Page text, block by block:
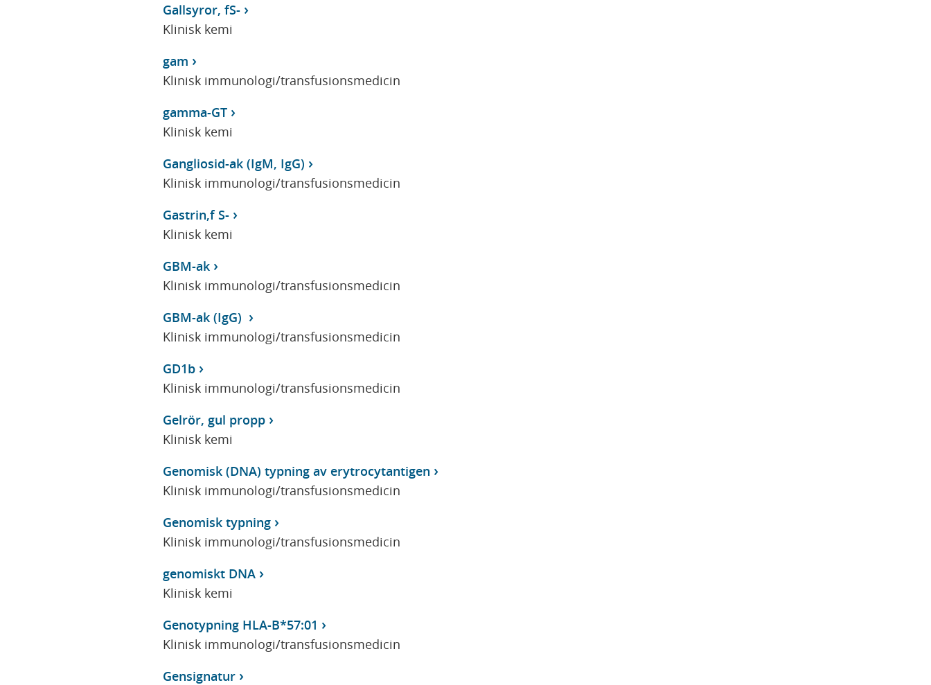
Gallsyror, fS-
Klinisk kemi
gam
Klinisk immunologi/transfusionsmedicin
gamma-GT
Klinisk kemi
Gangliosid-ak (IgM, IgG)
Klinisk immunologi/transfusionsmedicin
Gastrin,f S-
Klinisk kemi
GBM-ak
Klinisk immunologi/transfusionsmedicin
GBM-ak (IgG)
Klinisk immunologi/transfusionsmedicin
GD1b
Klinisk immunologi/transfusionsmedicin
Gelrör, gul propp
Klinisk kemi
Genomisk (DNA) typning av erytrocytantigen
Klinisk immunologi/transfusionsmedicin
Genomisk typning
Klinisk immunologi/transfusionsmedicin
genomiskt DNA
Klinisk kemi
Genotypning HLA-B*57:01
Klinisk immunologi/transfusionsmedicin
Gensignatur